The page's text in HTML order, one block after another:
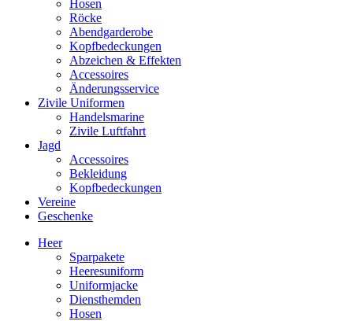
Hosen
Röcke
Abendgarderobe
Kopfbedeckungen
Abzeichen & Effekten
Accessoires
Änderungsservice
Zivile Uniformen
Handelsmarine
Zivile Luftfahrt
Jagd
Accessoires
Bekleidung
Kopfbedeckungen
Vereine
Geschenke
Heer
Sparpakete
Heeresuniform
Uniformjacke
Diensthemden
Hosen